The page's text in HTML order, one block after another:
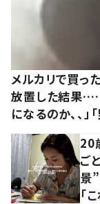
メルカリで買っ
放置した結果……
になるのか、、」
20
ご
景
「